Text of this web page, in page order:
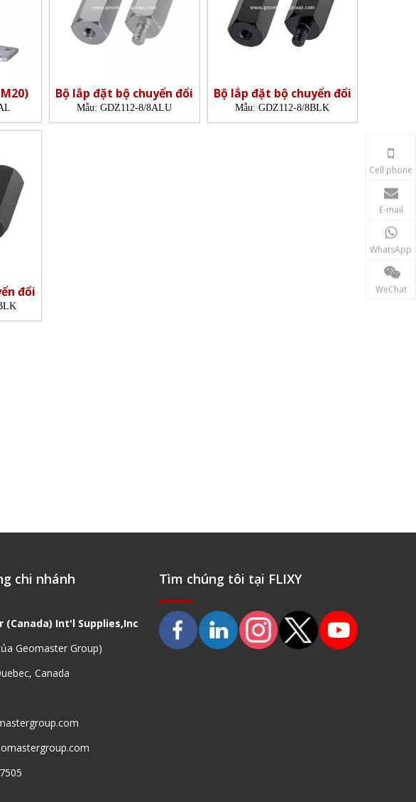
Bộ lắp đặt bộ chuyển đổi
Mẫu: GDZ112-8/8ALU
Bộ lắp đặt bộ chuyển đổi
Mẫu: GDZ112-8/8BLK
đổi
Cell phone
E-mail
WhatsApp
WeChat
chi nhánh
(Canada) Int'l Supplies,Inc
Geomaster Group)
Canada
Tìm chúng tôi tại FLIXY